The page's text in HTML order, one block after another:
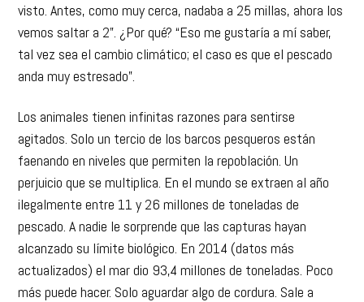
visto. Antes, como muy cerca, nadaba a 25 millas, ahora los
vemos saltar a 2”. ¿Por qué? “Eso me gustaría a mí saber,
tal vez sea el cambio climático; el caso es que el pescado
anda muy estresado”.
Los animales tienen infinitas razones para sentirse
agitados. Solo un tercio de los barcos pesqueros están
faenando en niveles que permiten la repoblación. Un
perjuicio que se multiplica. En el mundo se extraen al año
ilegalmente entre 11 y 26 millones de toneladas de
pescado. A nadie le sorprende que las capturas hayan
alcanzado su límite biológico. En 2014 (datos más
actualizados) el mar dio 93,4 millones de toneladas. Poco
más puede hacer. Solo aguardar algo de cordura. Sale a